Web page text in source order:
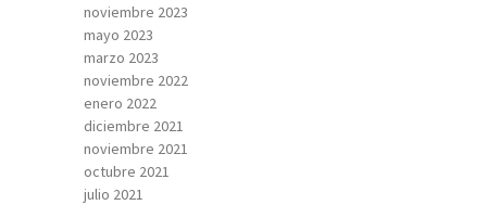
noviembre 2023
mayo 2023
marzo 2023
noviembre 2022
enero 2022
diciembre 2021
noviembre 2021
octubre 2021
julio 2021